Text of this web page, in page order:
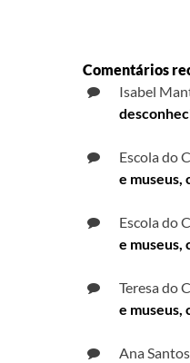
Comentários
Isabel
Escola do
e museus,
Escola do
e museus,
Teresa do
e museus,
Ana Santos